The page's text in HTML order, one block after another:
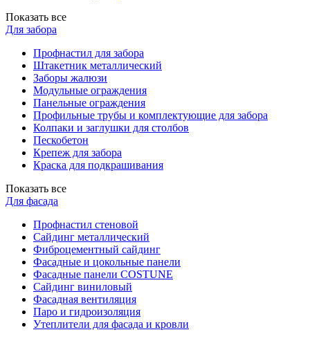
Показать все
Для забора
Профнастил для забора
Штакетник металлический
Заборы жалюзи
Модульные ограждения
Панельные ограждения
Профильные трубы и комплектующие для забора
Колпаки и заглушки для столбов
Пескобетон
Крепеж для забора
Краска для подкрашивания
Показать все
Для фасада
Профнастил стеновой
Сайдинг металлический
Фиброцементный сайдинг
Фасадные и цокольные панели
Фасадные панели COSTUNE
Сайдинг виниловый
Фасадная вентиляция
Паро и гидроизоляция
Утеплители для фасада и кровли